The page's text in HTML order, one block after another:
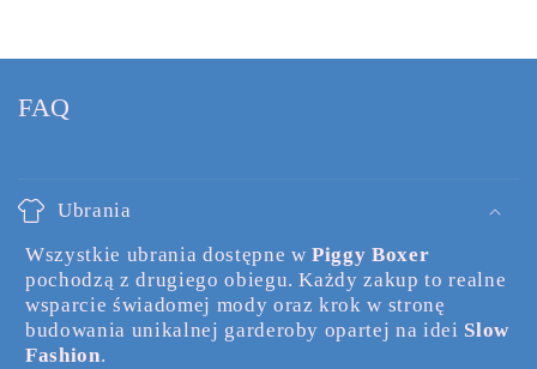
FAQ
Ubrania
Wszystkie ubrania dostępne wPiggy Boxer
pochodzą z drugiego obiegu. Każdy zakup to realne
wsparcie świadomej mody oraz krok w stronę
budowania unikalnej garderoby opartej na idei Slow
Fashion.